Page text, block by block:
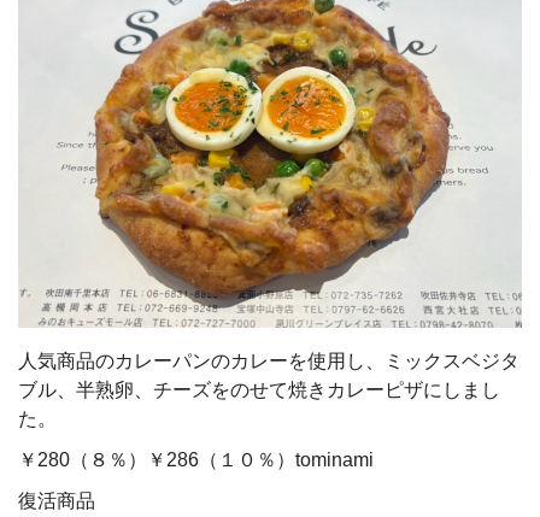
人気商品のカレーパンのカレーを使用し、ミックスベジタ
ブル、半熟卵、チーズをのせて焼きカレーピザにしまし
た。
￥280（８％）￥286（１０％）tominami
復活商品